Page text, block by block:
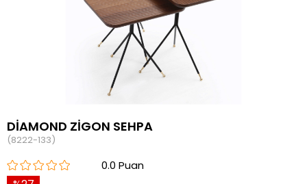
DİAMOND ZİGON SEHPA
(8222-133)
0.0